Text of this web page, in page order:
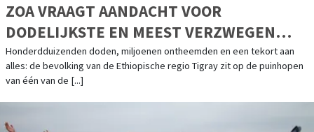
ZOA VRAAGT AANDACHT VOOR
DODELIJKSTE EN MEEST VERZWEGEN
CONFLICT VAN DEZE EEUW
Honderdduizenden doden, miljoenen ontheemden en een tekort aan
alles: de bevolking van de Ethiopische regio Tigray zit op de puinhopen
van één van de [...]